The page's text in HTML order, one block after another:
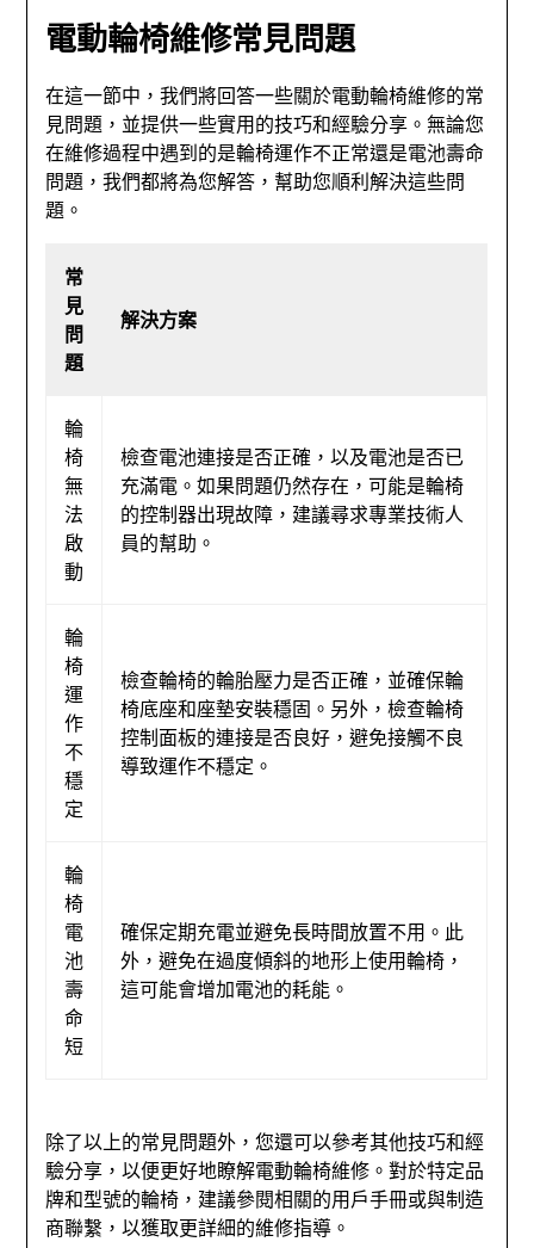
電動輪椅維修常見問題
在這一節中，我們將回答一些關於電動輪椅維修的常
見問題，並提供一些實用的技巧和經驗分享。無論您
在維修過程中遇到的是輪椅運作不正常還是電池壽命
問題，我們都將為您解答，幫助您順利解決這些問
題。
常
見
問
題
解決方案
輪
椅
無
法
啟
動
檢查電池連接是否正確，以及電池是否已
充滿電。如果問題仍然存在，可能是輪椅
的控制器出現故障，建議尋求專業技術人
員的幫助。
輪
椅
運
作
不
穩
定
檢查輪椅的輪胎壓力是否正確，並確保輪
椅底座和座墊安裝穩固。另外，檢查輪椅
控制面板的連接是否良好，避免接觸不良
導致運作不穩定。
輪
椅
電
池
壽
命
短
確保定期充電並避免長時間放置不用。此
外，避免在過度傾斜的地形上使用輪椅，
這可能會增加電池的耗能。
除了以上的常見問題外，您還可以參考其他技巧和經
驗分享，以便更好地瞭解電動輪椅維修。對於特定品
牌和型號的輪椅，建議參閱相關的用戶手冊或與制造
商聯繫，以獲取更詳細的維修指導。